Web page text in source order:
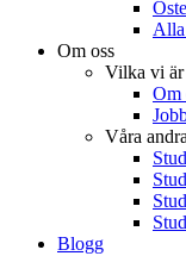
Om oss
Vilka vi är
Om
Våra
Blogg